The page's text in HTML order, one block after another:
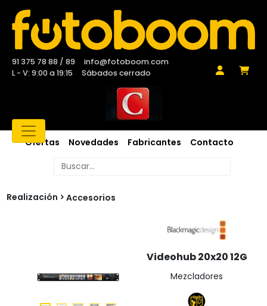
91 375 78 88 / 89
info@fotoboom.com
L - V: 9:00 a 19:15
Sábados cerrado
Ofertas Novedades Fabricantes Contacto
Realización Accesorios
Videohub 20x20 12G
Mezcladores